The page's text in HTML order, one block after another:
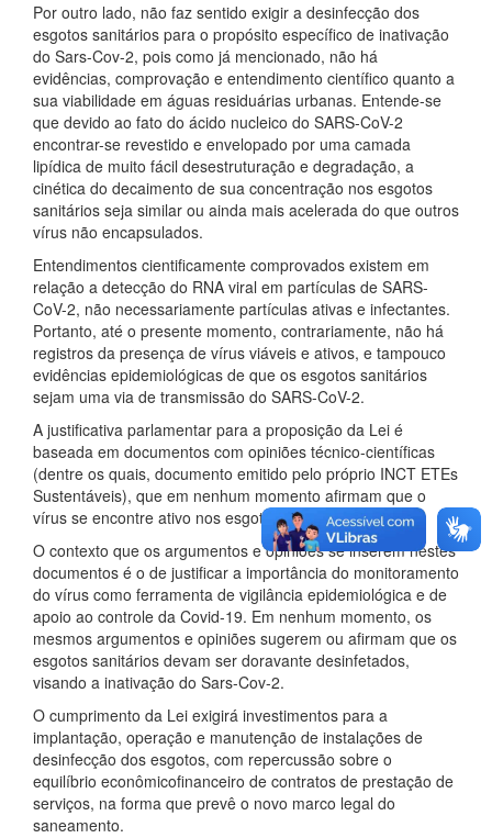
Por outro lado, não faz sentido exigir a desinfecção dos
esgotos sanitários para o propósito específico de inativação
do Sars-Cov-2, pois como já mencionado, não há
evidências, comprovação e entendimento científico quanto a
sua viabilidade em águas residuárias urbanas. Entende-se
que devido ao fato do ácido nucleico do SARS-CoV-2
encontrar-se revestido e envelopado por uma camada
lipídica de muito fácil desestruturação e degradação, a
cinética do decaimento de sua concentração nos esgotos
sanitários seja similar ou ainda mais acelerada do que outros
vírus não encapsulados.
Entendimentos cientificamente comprovados existem em
relação a detecção do RNA viral em partículas de SARS-
CoV-2, não necessariamente partículas ativas e infectantes.
Portanto, até o presente momento, contrariamente, não há
registros da presença de vírus viáveis e ativos, e tampouco
evidências epidemiológicas de que os esgotos sanitários
sejam uma via de transmissão do SARS-CoV-2.
A justificativa parlamentar para a proposição da Lei é
baseada em documentos com opiniões técnico-científicas
(dentre os quais, documento emitido pelo próprio INCT ETEs
Sustentáveis), que em nenhum momento afirmam que o
vírus se encontre ativo nos esgotos sanitários.
O contexto que os argumentos e opiniões se inserem nestes
documentos é o de justificar a importância do monitoramento
do vírus como ferramenta de vigilância epidemiológica e de
apoio ao controle da Covid-19. Em nenhum momento, os
mesmos argumentos e opiniões sugerem ou afirmam que os
esgotos sanitários devam ser doravante desinfetados,
visando a inativação do Sars-Cov-2.
O cumprimento da Lei exigirá investimentos para a
implantação, operação e manutenção de instalações de
desinfecção dos esgotos, com repercussão sobre o
equilíbrio econômicofinanceiro de contratos de prestação de
serviços, na forma que prevê o novo marco legal do
saneamento.